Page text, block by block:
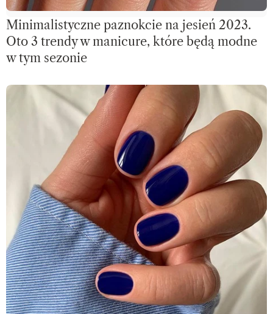
Minimalistyczne paznokcie na jesień 2023.
Oto 3 trendy w manicure, które będą modne
w tym sezonie